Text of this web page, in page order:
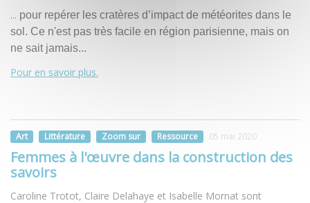
... pour repérer les cratères d’impact de météorites dans le
sol. Ce n'est pas très facile en région parisienne, mais on
ne sait jamais...
Pour en savoir plus.
Art Littérature Zoom sur Ressource 05 mai 2020
Femmes à l'œuvre dans la construction des
savoirs
Caroline Trotot, Claire Delahaye et Isabelle Mornat sont